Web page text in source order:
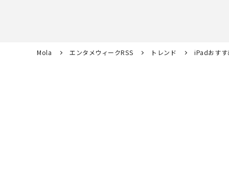
Mola エンタメウィークRSS トレンド iPadおすす